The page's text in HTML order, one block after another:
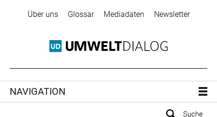
Über uns Glossar Mediadaten Newsletter
NAVIGATION